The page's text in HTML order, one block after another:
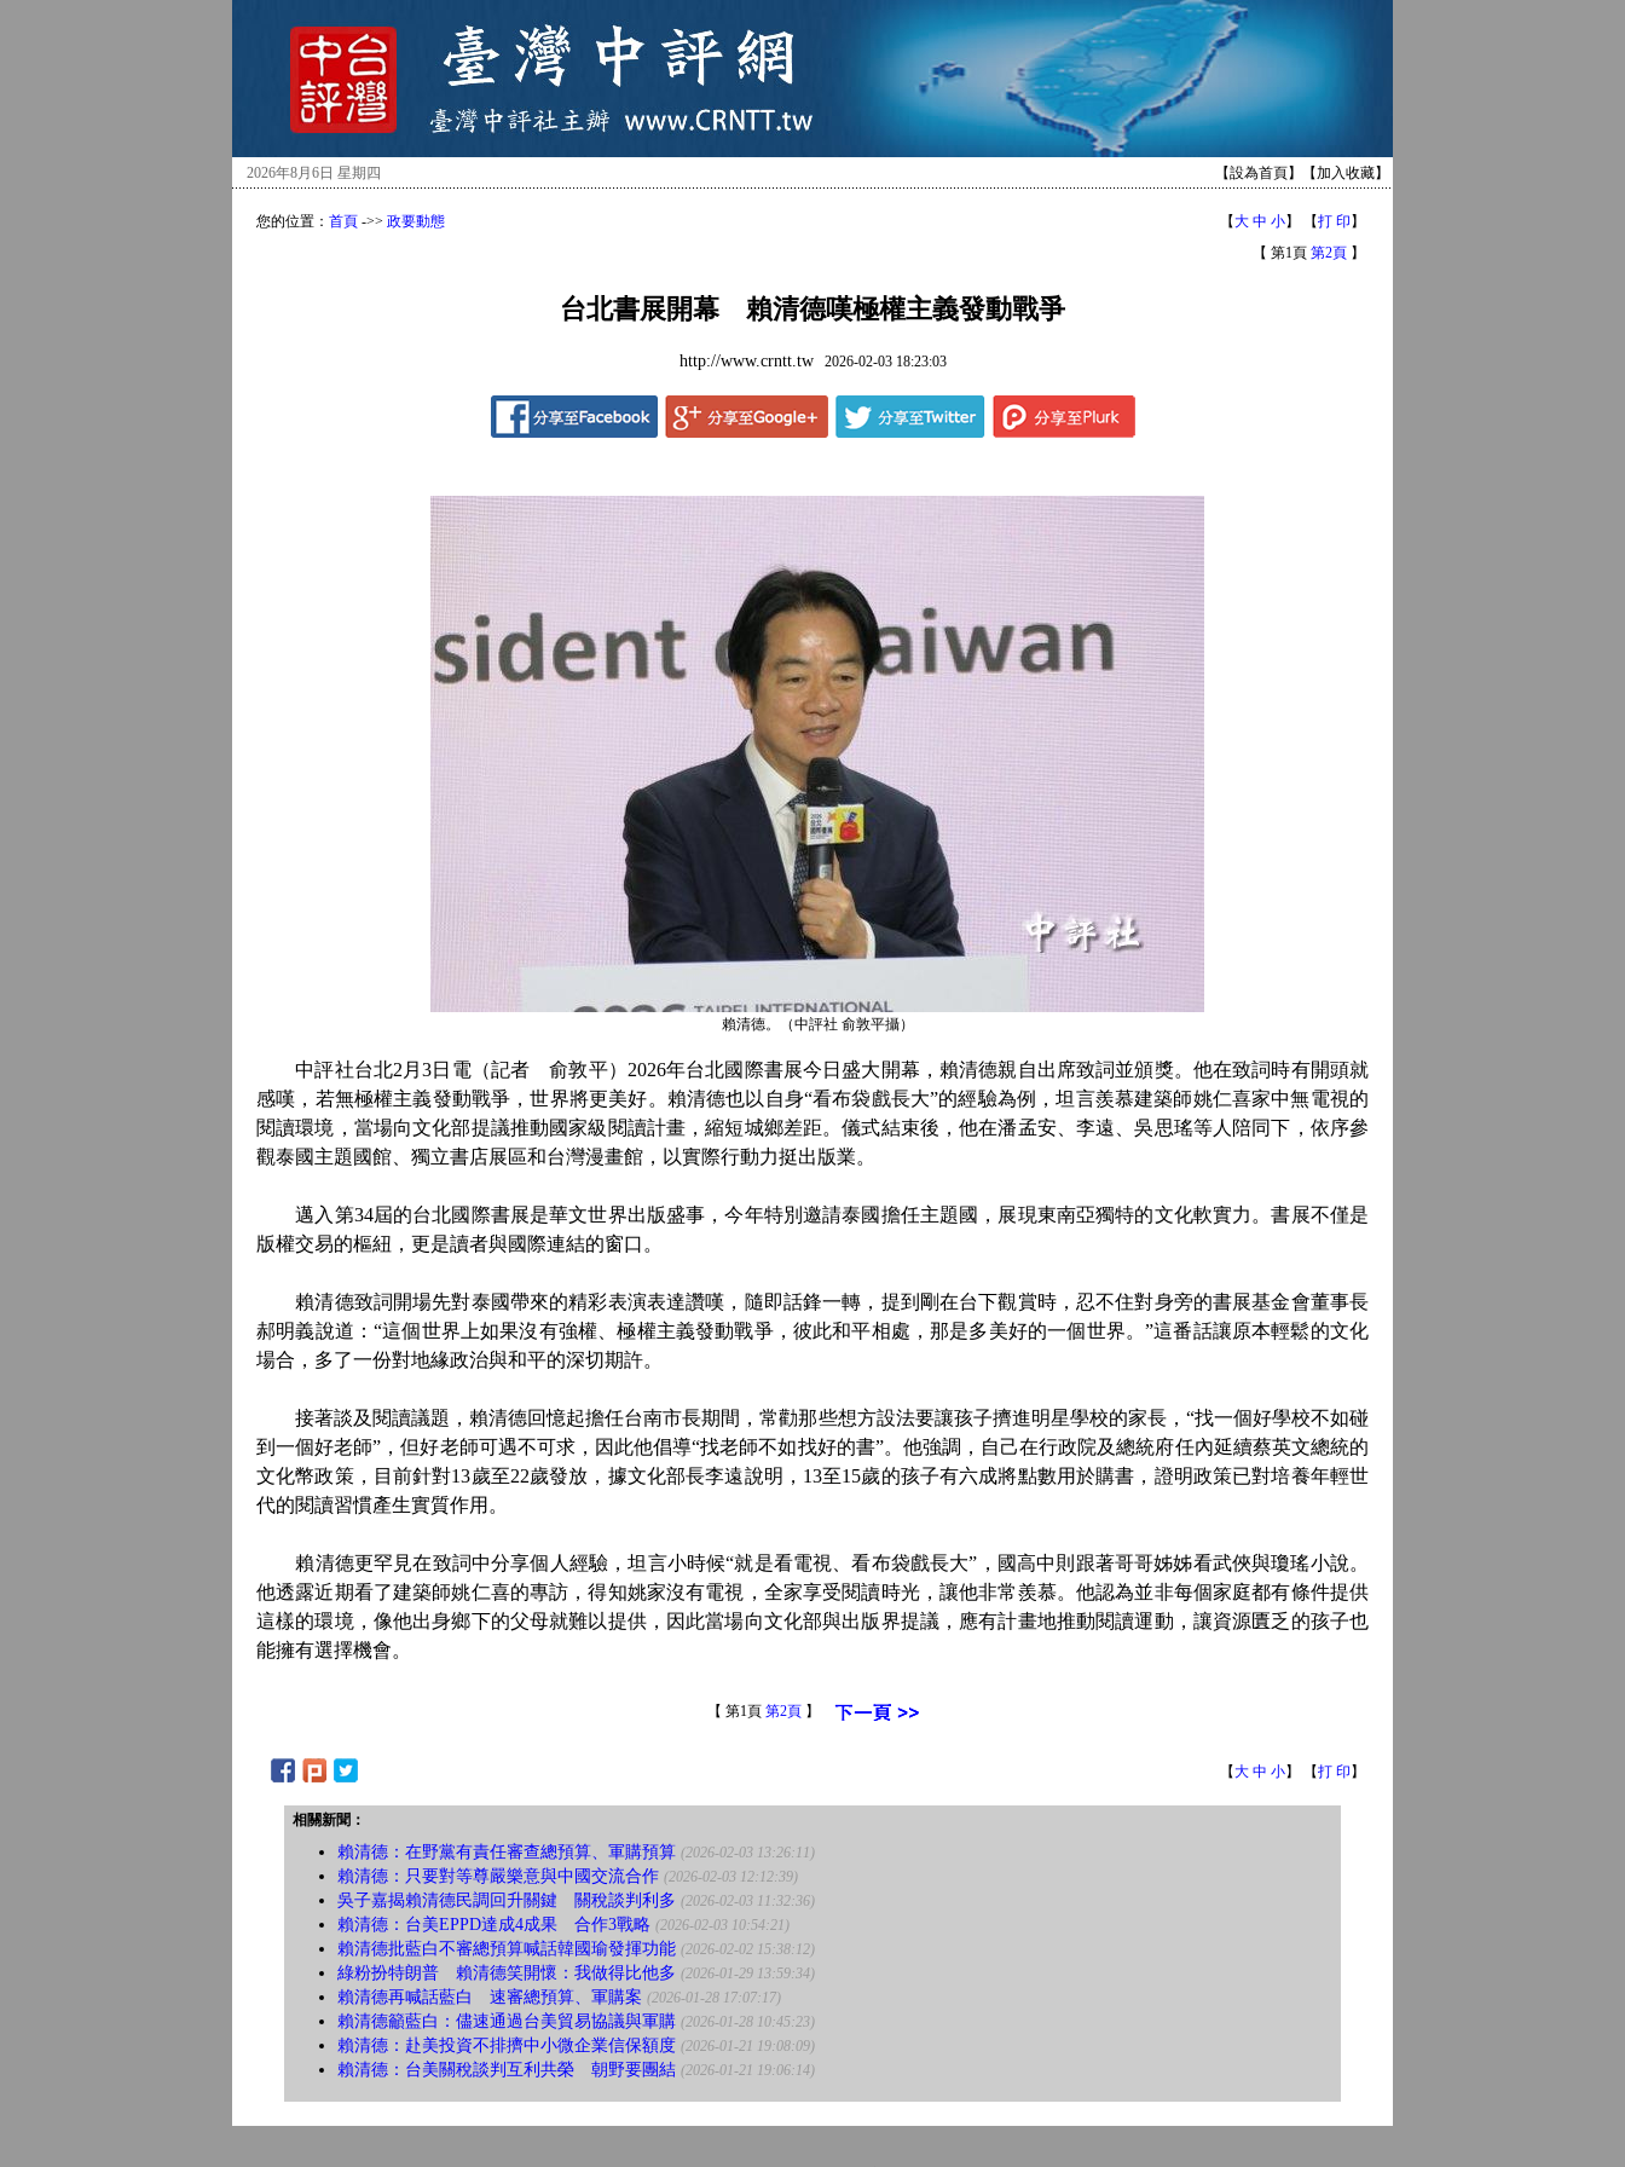
2026年8月6日 星期四 【設為首頁】【加入收藏】
您的位置： 首頁 ->> 政要動態 【大 中 小】 【打 印 】
【 第1頁 第2頁 】
台北書展開幕 賴清德嘆極權主義發動戰爭
http://www.crntt.tw2026-02-03 18:23:03
賴清德。（中評社 俞敦平攝）
中評社台北2月3日電（記者 俞敦平）2026年台北國際書展今日盛大開幕，賴清德親自出席致詞並頒獎。他在致詞時有開頭就
感嘆，若無極權主義發動戰爭，世界將更美好。賴清德也以自身“看布袋戲長大”的經驗為例，坦言羨慕建築師姚仁喜家中無電視的
閱讀環境，當場向文化部提議推動國家級閱讀計畫，縮短城鄉差距。儀式結束後，他在潘孟安、李遠、吳思瑤等人陪同下，依序參
觀泰國主題國館、獨立書店展區和台灣漫畫館，以實際行動力挺出版業。
邁入第34屆的台北國際書展是華文世界出版盛事，今年特別邀請泰國擔任主題國，展現東南亞獨特的文化軟實力。書展不僅是
版權交易的樞紐，更是讀者與國際連結的窗口。
賴清德致詞開場先對泰國帶來的精彩表演表達讚嘆，隨即話鋒一轉，提到剛在台下觀賞時，忍不住對身旁的書展基金會董事長
郝明義說道：“這個世界上如果沒有強權、極權主義發動戰爭，彼此和平相處，那是多美好的一個世界。”這番話讓原本輕鬆的文化
場合，多了一份對地緣政治與和平的深切期許。
接著談及閱讀議題，賴清德回憶起擔任台南市長期間，常勸那些想方設法要讓孩子擠進明星學校的家長，“找一個好學校不如碰
到一個好老師”，但好老師可遇不可求，因此他倡導“找老師不如找好的書”。他強調，自己在行政院及總統府任內延續蔡英文總統的
文化幣政策，目前針對13歲至22歲發放，據文化部長李遠說明，13至15歲的孩子有六成將點數用於購書，證明政策已對培養年輕世
代的閱讀習慣產生實質作用。
賴清德更罕見在致詞中分享個人經驗，坦言小時候“就是看電視、看布袋戲長大”，國高中則跟著哥哥姊姊看武俠與瓊瑤小說。
他透露近期看了建築師姚仁喜的專訪，得知姚家沒有電視，全家享受閱讀時光，讓他非常羨慕。他認為並非每個家庭都有條件提供
這樣的環境，像他出身鄉下的父母就難以提供，因此當場向文化部與出版界提議，應有計畫地推動閱讀運動，讓資源匱乏的孩子也
能擁有選擇機會。
【 第1頁 第2頁】
【大 中 小】 【打 印 】
相關新聞：
賴清德：在野黨有責任審查總預算、軍購預算 (2026-02-03 13:26:11)
賴清德：只要對等尊嚴樂意與中國交流合作 (2026-02-03 12:12:39)
吳子嘉揭賴清德民調回升關鍵 關稅談判利多 (2026-02-03 11:32:36)
賴清德：台美EPPD達成4成果 合作3戰略 (2026-02-03 10:54:21)
賴清德批藍白不審總預算喊話韓國瑜發揮功能 (2026-02-02 15:38:12)
綠粉扮特朗普 賴清德笑開懷：我做得比他多 (2026-01-29 13:59:34)
賴清德再喊話藍白 速審總預算、軍購案 (2026-01-28 17:07:17)
賴清德籲藍白：儘速通過台美貿易協議與軍購 (2026-01-28 10:45:23)
賴清德：赴美投資不排擠中小微企業信保額度 (2026-01-21 19:08:09)
賴清德：台美關稅談判互利共榮 朝野要團結 (2026-01-21 19:06:14)